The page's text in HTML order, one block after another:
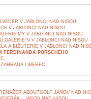
V JABLONCI NAD NISOU
V JABLONCI NAD NISOU
MY V JABLONCI NAD NISOU
GALERIE N V JABLONCI NAD NISOU
A BIŽUTERIE V JABLONCI NAD
FERDINANDA PORSCHEHO
LIBEREC
ABOUTGOLF JANOV NAD